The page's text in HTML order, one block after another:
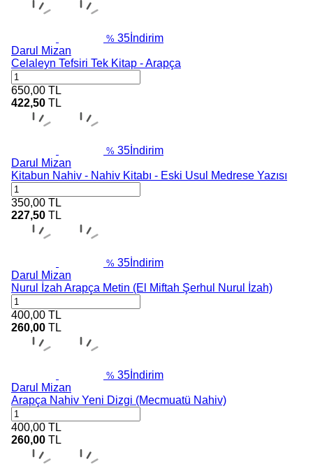
% 35 İndirim
Darul Mizan
Celaleyn Tefsiri Tek Kitap - Arapça
650,00 TL
422,50 TL
% 35 İndirim
Darul Mizan
Kitabun Nahiv - Nahiv Kitabı - Eski Usul Medrese Yazısı
350,00 TL
227,50 TL
% 35 İndirim
Darul Mizan
Nurul İzah Arapça Metin (El Miftah Şerhul Nurul İzah)
400,00 TL
260,00 TL
% 35 İndirim
Darul Mizan
Arapça Nahiv Yeni Dizgi (Mecmuatü Nahiv)
400,00 TL
260,00 TL